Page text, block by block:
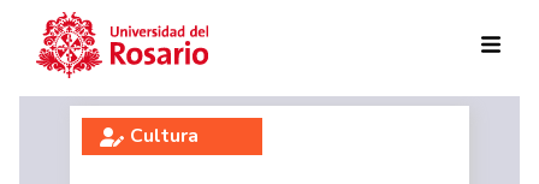
Skip to main content
Cultura